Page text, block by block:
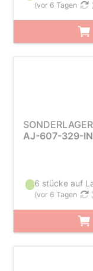
(vor 6 Tagen )
SONDERLAGER
AJ-607-329-
6 stücke auf
(vor 6 Tagen )